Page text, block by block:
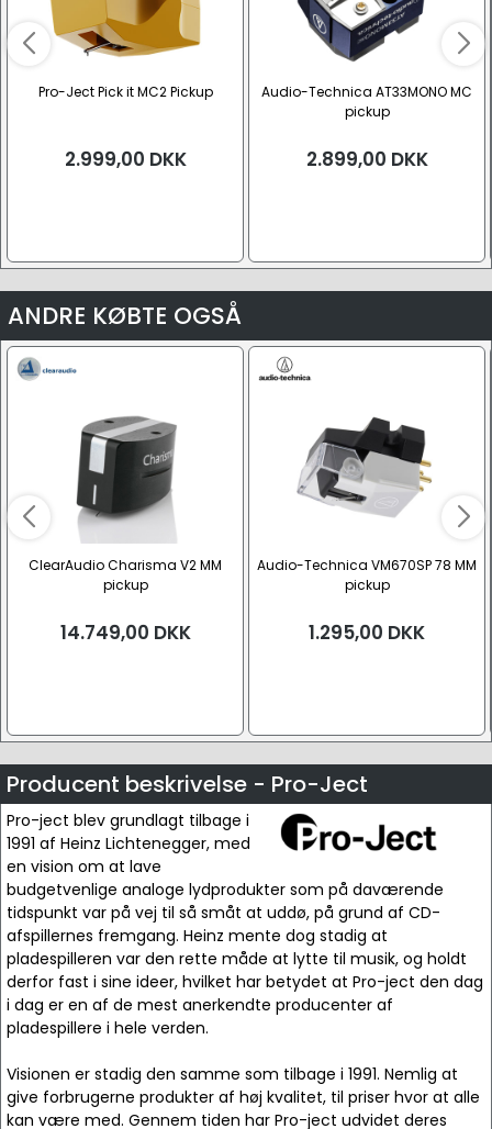
Pro-Ject Pick it MC2 Pickup
2.999,00 DKK
Audio-Technica AT33MONO MC
pickup
2.899,00 DKK
ANDRE KØBTE OGSÅ
ClearAudio Charisma V2 MM
pickup
14.749,00 DKK
Audio-Technica VM670SP 78 MM
pickup
1.295,00 DKK
Producent beskrivelse - Pro-Ject
Pro-ject blev grundlagt tilbage i
1991 af Heinz Lichtenegger, med
en vision om at lave
budgetvenlige analoge lydprodukter som på daværende
tidspunkt var på vej til så småt at uddø, på grund af CD-
afspillernes fremgang. Heinz mente dog stadig at
pladespilleren var den rette måde at lytte til musik, og holdt
derfor fast i sine ideer, hvilket har betydet at Pro-ject den dag
i dag er en af de mest anerkendte producenter af
pladespillere i hele verden.
Visionen er stadig den samme som tilbage i 1991. Nemlig at
give forbrugerne produkter af høj kvalitet, til priser hvor at alle
kan være med. Gennem tiden har Pro-ject udvidet deres